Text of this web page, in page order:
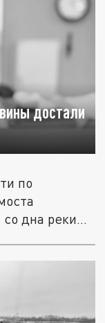
достали
по
дна реки -